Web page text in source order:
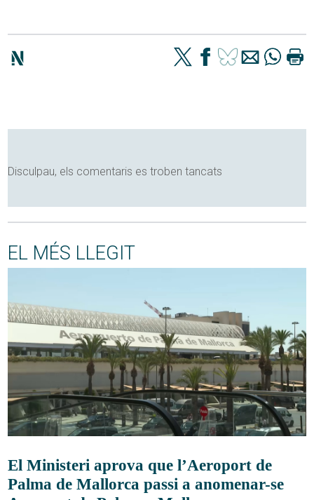
Disculpau, els comentaris es troben tancats
EL MÉS LLEGIT
El Ministeri aprova que l’Aeroport de
Palma de Mallorca passi a anomenar-se